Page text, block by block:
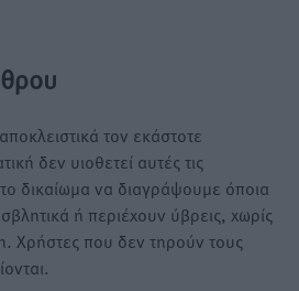
τον εκάστοτε
δεν υιοθετεί αυτές τις
δικαίωμα να διαγράψουμε όποια
ή περιέχουν ύβρεις, χωρίς
Χρήστες που δεν τηρούν τους